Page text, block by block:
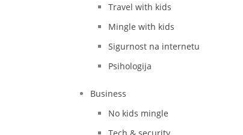
Travel with kids
Mingle with kids
Sigurnost na internetu
Psihologija
Business
No kids mingle